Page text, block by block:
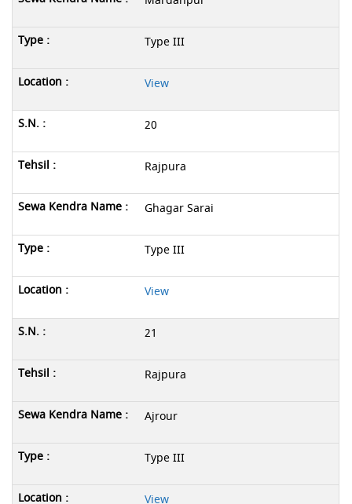
Type III
View
20
Rajpura
Ghagar Sarai
Type III
View
21
Rajpura
Ajrour
Type III
View